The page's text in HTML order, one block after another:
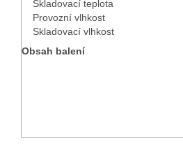
Skladovací teplota
Provozní vlhkost
Skladovací vlhkost
Obsah balení